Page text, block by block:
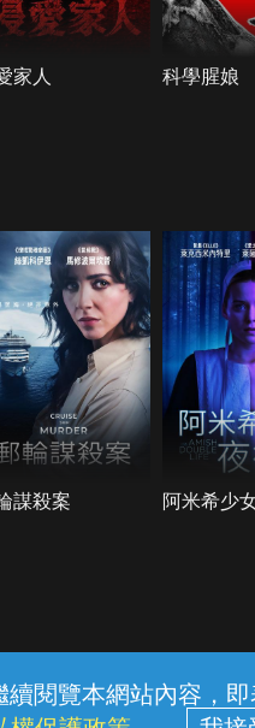
閱覽本網站內容，
家人 科學腥娘
謀殺案 阿米希少
款 隱私權保護